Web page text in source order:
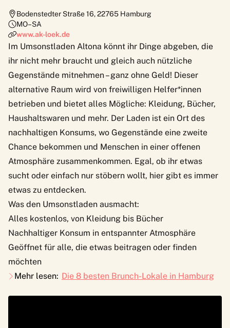
Bodenstedter Straße 16,22765 Hamburg
MO–SA
www.ak-loek.de
Im Umsonstladen Altona könnt ihr Dinge abgeben, die
ihr nicht mehr braucht und gleich auch nützliche
Gegenstände mitnehmen – ganz ohne Geld! Dieser
alternative Raum wird von freiwilligen Helfer*innen
betrieben und bietet alles Mögliche: Kleidung, Bücher,
Haushaltswaren und mehr. Der Laden ist ein Ort des
nachhaltigen Konsums, wo Gegenstände eine zweite
Chance bekommen und Menschen in einer offenen
Atmosphäre zusammenkommen. Egal, ob ihr etwas
sucht oder einfach nur stöbern wollt, hier gibt es immer
etwas zu entdecken.
Was den Umsonstladen ausmacht:
Alles kostenlos, von Kleidung bis Bücher
Nachhaltiger Konsum in entspannter Atmosphäre
Geöffnet für alle, die etwas beitragen oder finden
möchten
Mehr lesen: Die 8 besten Brunch-Lokale in Hamburg